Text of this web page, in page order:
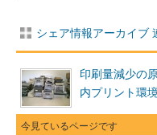
シェア情報アーカイブ
印刷量減少の
内プリント環